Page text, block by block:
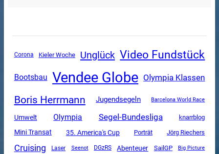
Corona Kieler Woche Unglück Video Fundstück
Bootsbau Vendee Globe Olympia Klassen
Boris Herrmann Jugendsegeln Barcelona World Race
Umwelt Olympia Segel-Bundesliga knarrblog
Mini Transat 35. America's Cup Porträt Jörg Riechers
Cruising Laser Seenot DGzRS Abenteuer SailGP Big Picture